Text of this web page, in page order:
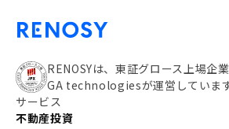
RENOSYは、東証グロース上場企
GA technologiesが運営しています
サービス
不動産投資